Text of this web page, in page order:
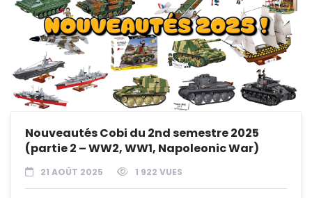
Nouveautés Cobi du 2nd semestre 2025
(partie 2 – WW2, WW1, Napoleonic War)
21 AOÛT 2025 1 922 VUES